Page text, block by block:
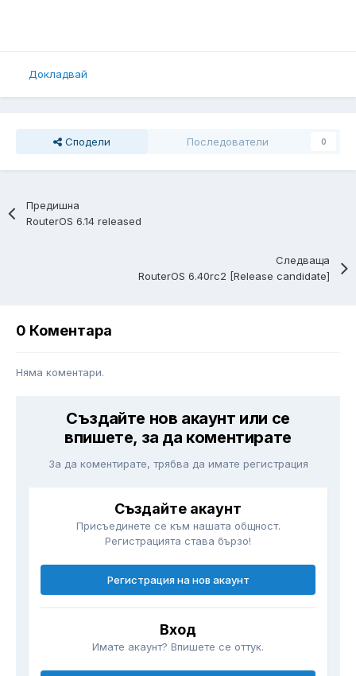
Докладвай
Сподели Последователи 0
Предишна
RouterOS 6.14 released
Следваща
RouterOS 6.40rc2 [Release candidate]
0 Коментара
Няма коментари.
Създайте нов акаунт или се
впишете, за да коментирате
За да коментирате, трябва да имате регистрация
Създайте акаунт
Присъединете се към нашата общност.
Регистрацията става бързо!
Регистрация на нов акаунт
Вход
Имате акаунт? Впишете се оттук.